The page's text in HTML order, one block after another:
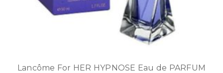
Lancôme For HER HYPNOSE Eau de PARFUM